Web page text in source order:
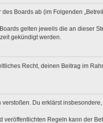
Boards ab (im Folgenden
gelten jeweils die an dieser
gekündigt werden.
Recht, deinen Beitrag im
Du erklärst
Regeln kann der